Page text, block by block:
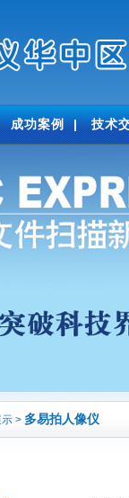
成功案例|技术
> 多易拍人像仪